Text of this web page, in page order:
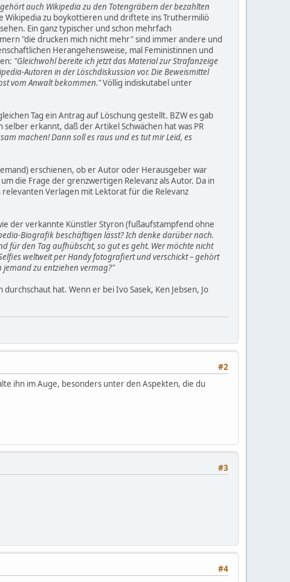
auch Wikipedia zu den Totengräbern der bezahlten
zu boykottieren und driftete ins Truthermiliö
Ein ganz typischer und schon mehrfach
"die drucken mich nicht mehr" sind immer andere und
Herangehensweise, mal Feministinnen und
"Gleichwohl bereite ich jetzt das Material zur Strafanzeige
Autoren in der Löschdiskussion vor. Die Beweismittel
vom Anwalt bekommen."Völlig indiskutabel unter
Tag ein Antrag auf Löschung gestellt. BZW es gab
erkannt, daß der Artikel Schwächen hat was PR
machen! Dann soll es raus und es tut mir Leid, es
erschienen, ob er Autor oder Herausgeber war
die Frage der grenzwertigen Relevanz als Autor. Da in
Verlagen mit Lektorat für die Relevanz
der verkannte Künstler Styron (fußaufstampfend ohne
Biografik beschäftigen lässt? Ich denke darüber nach.
für den Tag aufhübscht, so gut es geht. Wer möchte nicht
weltweit per Handy fotografiert und verschickt – gehört
zu entziehen vermag?"
hat. Wenn er bei Ivo Sasek, Ken Jebsen, Jo
#2
ihn im Auge, besonders unter den Aspekten, die du
#3
#4